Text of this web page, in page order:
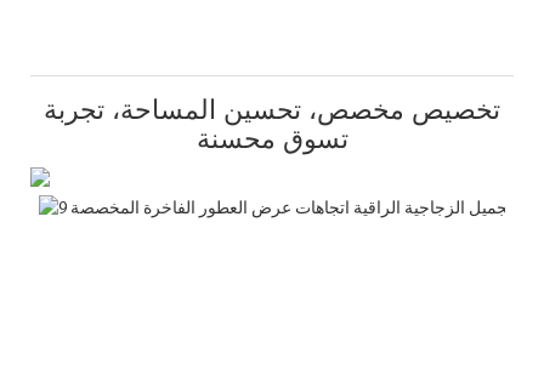
تخصيص مخصص، تحسين المساحة، تجربة
تسوق محسنة